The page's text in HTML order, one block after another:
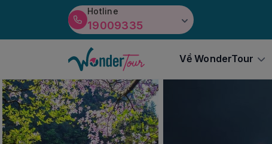
Hotline
19009335
Về WonderTour